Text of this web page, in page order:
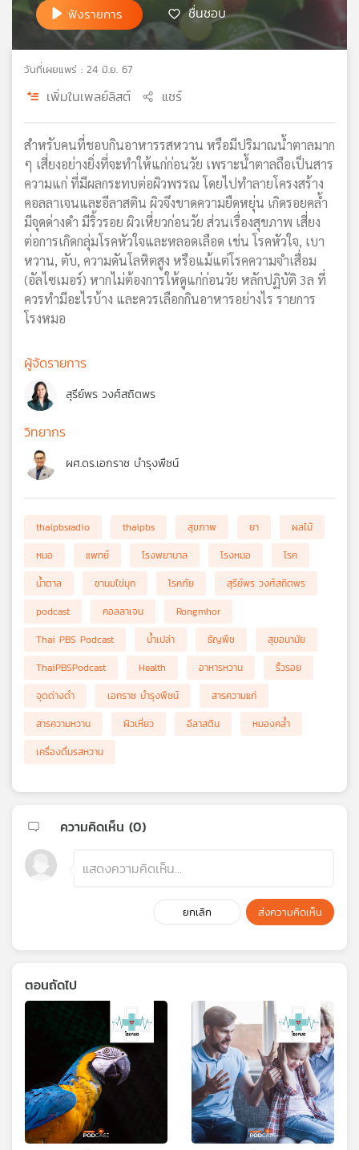
แผนที่
เครือ
ข่าย
ฟังรายการ ชื่นชอบ
วันที่เผยแพร่ : 24 มิ.ย. 67
เพิ่มในเพลย์ลิสต์ แชร์
สำหรับคนที่ชอบกินอาหารรสหวาน หรือมีปริมาณน้ำตาลมาก
ๆ เสี่ยงอย่างยิ่งที่จะทำให้แก่ก่อนวัย เพราะน้ำตาลถือเป็นสาร
ความแก่ ที่มีผลกระทบต่อผิวพรรณ โดยไปทำลายโครงสร้าง
คอลลาเจนและอีลาสติน ผิวจึงขาดความยืดหยุ่น เกิดรอยคล้ำ
มีจุดด่างดำ มีริ้วรอย ผิวเหี่ยวก่อนวัย ส่วนเรื่องสุขภาพ เสี่ยง
ต่อการเกิดกลุ่มโรคหัวใจและหลอดเลือด เช่น โรคหัวใจ, เบา
หวาน, ตับ, ความดันโลหิตสูง หรือแม้แต่โรคความจำเสื่อม
(อัลไซเมอร์) หากไม่ต้องการให้ดูแก่ก่อนวัย หลักปฏิบัติ 3ล ที่
ควรทำมีอะไรบ้าง และควรเลือกกินอาหารอย่างไร รายการ
โรงหมอ
ผู้จัดรายการ
สุรีย์พร วงศ์สถิตพร
วิทยากร
ผศ.ดร.เอกราช บำรุงพืชน์
thaipbsradio thaipbs สุขภาพ ยา
ผลไม้
หมอ
แพทย์ โรงพยาบาล โรงหมอ
โรค
น้ำตาล
ชานมไข่มุก โรคภัย
สุรีย์พร วงศ์สถิตพร
podcast
คอลลาเจน
Rongmhor
Thai PBS Podcast
น้ำเปล่า ธัญพืช
สุขอนามัย
ThaiPBSPodcast
Health อาหารหวาน
ริ้วรอย
จุดด่างดำ
เอกราช บำรุงพืชน์
สารความแก่
สารความหวาน
ผิวเหี่ยว อีลาสติน
หมองคล้ำ
เครื่องดื่มรสหวาน
ความคิดเห็น (0)
ยกเลิก ส่งความคิดเห็น
ตอนถัดไป